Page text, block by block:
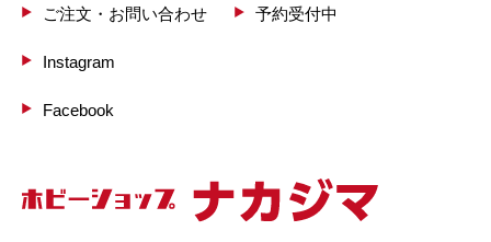
ご注文・お問い合わせ
Instagram
Facebook
予約受付中